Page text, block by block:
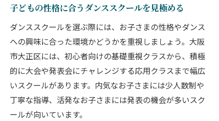
子どもの性格に合うダンススクールを見極める
ダンススクールを選ぶ際には、お子さまの性格やダンス
への興味に合った環境かどうかを重視しましょう。大阪
市大正区には、初心者向けの基礎重視クラスから、積極
的に大会や発表会にチャレンジする応用クラスまで幅広
いスクールがあります。内気なお子さまには少人数制や
丁寧な指導、活発なお子さまには発表の機会が多いスク
ールが向いています。